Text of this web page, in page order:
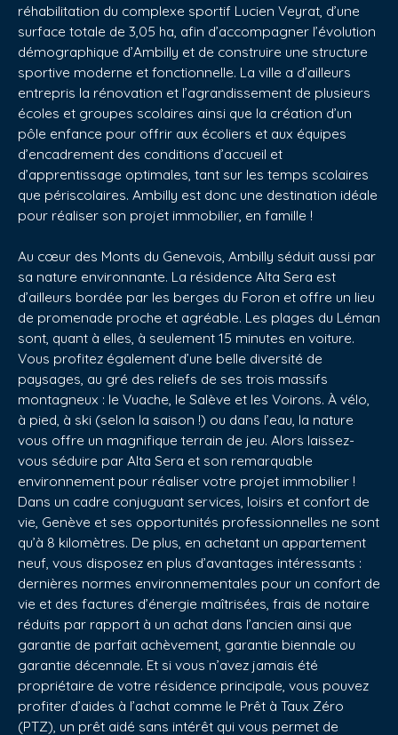
réhabilitation du complexe sportif Lucien Veyrat, d’une
surface totale de 3,05 ha, afin d’accompagner l’évolution
démographique d’Ambilly et de construire une structure
sportive moderne et fonctionnelle. La ville a d’ailleurs
entrepris la rénovation et l’agrandissement de plusieurs
écoles et groupes scolaires ainsi que la création d’un
pôle enfance pour offrir aux écoliers et aux équipes
d’encadrement des conditions d’accueil et
d’apprentissage optimales, tant sur les temps scolaires
que périscolaires. Ambilly est donc une destination idéale
pour réaliser son projet immobilier, en famille !
Au cœur des Monts du Genevois, Ambilly séduit aussi par
sa nature environnante. La résidence Alta Sera est
d’ailleurs bordée par les berges du Foron et offre un lieu
de promenade proche et agréable. Les plages du Léman
sont, quant à elles, à seulement 15 minutes en voiture.
Vous profitez également d’une belle diversité de
paysages, au gré des reliefs de ses trois massifs
montagneux : le Vuache, le Salève et les Voirons. À vélo,
à pied, à ski (selon la saison !) ou dans l’eau, la nature
vous offre un magnifique terrain de jeu. Alors laissez-
vous séduire par Alta Sera et son remarquable
environnement pour réaliser votre projet immobilier !
Dans un cadre conjuguant services, loisirs et confort de
vie, Genève et ses opportunités professionnelles ne sont
qu’à 8 kilomètres. De plus, en achetant un appartement
neuf, vous disposez en plus d’avantages intéressants :
dernières normes environnementales pour un confort de
vie et des factures d’énergie maîtrisées, frais de notaire
réduits par rapport à un achat dans l’ancien ainsi que
garantie de parfait achèvement, garantie biennale ou
garantie décennale. Et si vous n’avez jamais été
propriétaire de votre résidence principale, vous pouvez
profiter d’aides à l’achat comme le Prêt à Taux Zéro
(PTZ), un prêt aidé sans intérêt qui vous permet de